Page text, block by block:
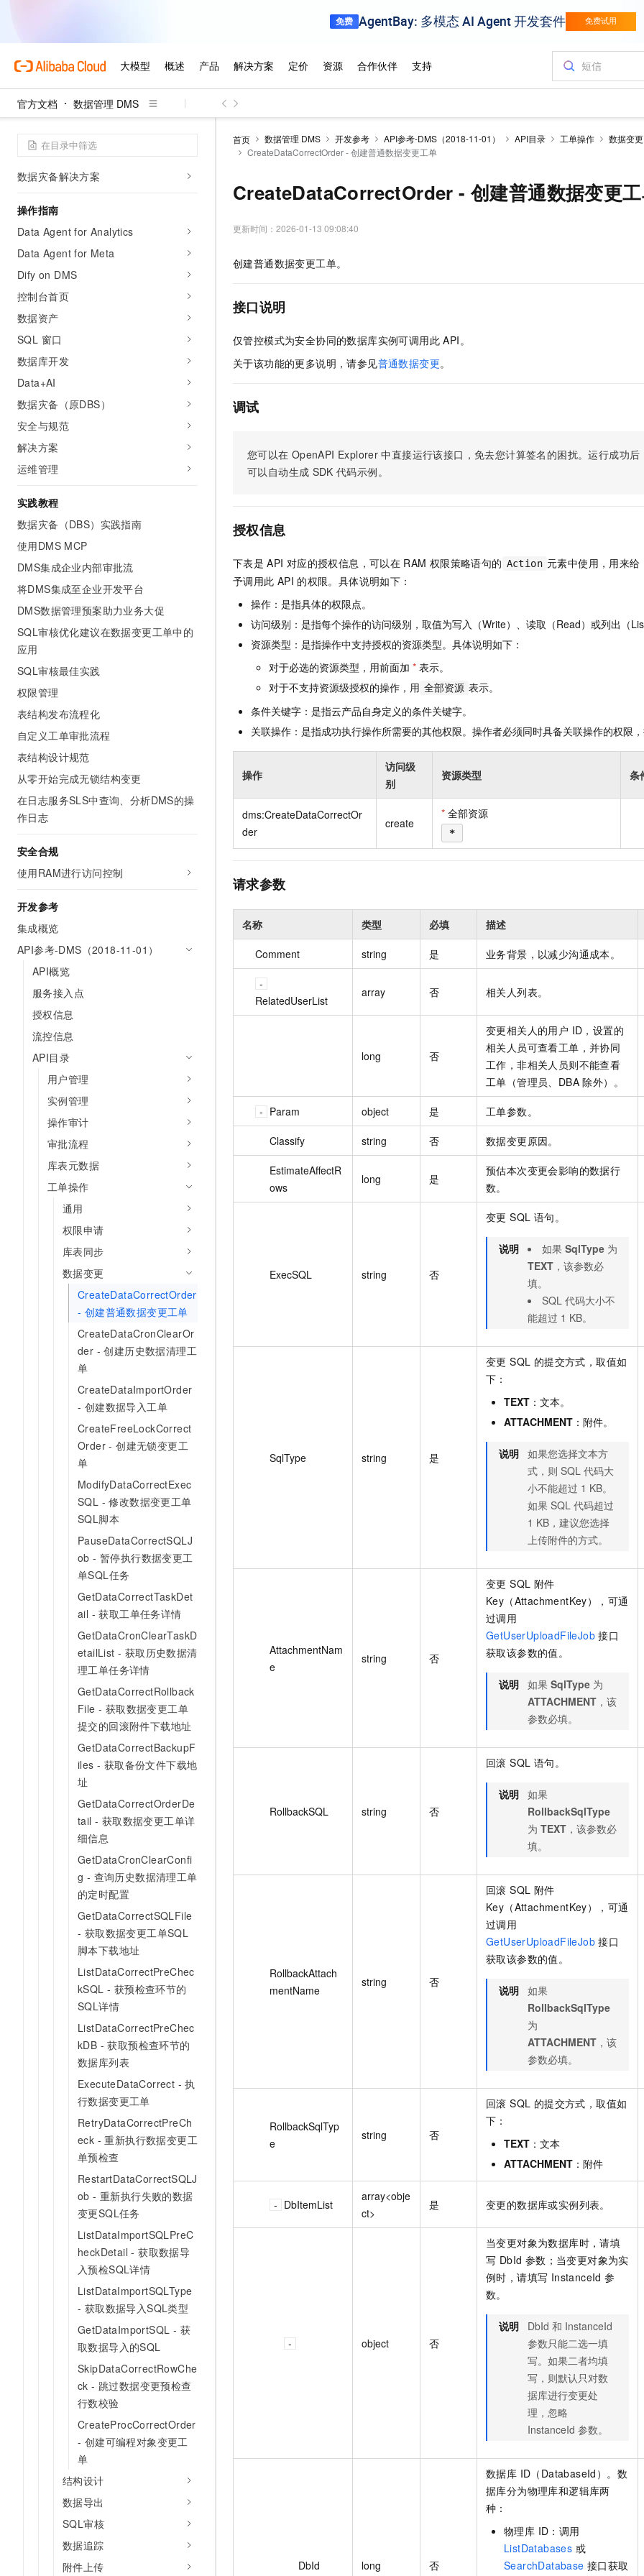
官方文档 数据管理 DMS
概览
准备工作
云数据库录入
研发流程解决方案
数据开发解决方案
数据灾备解决方案
操作指南
Data Agent for Analytics
Data Agent for Meta
Dify on DMS
控制台首页
数据资产
SQL 窗口
数据库开发
Data+AI
数据灾备（原DBS）
安全与规范
解决方案
运维管理
实践教程
数据灾备（DBS）实践指南
使用DMS MCP
DMS集成企业内部审批流
将DMS集成至企业开发平台
DMS数据管理预案助力业务大促
SQL审核优化建议在数据变更工单中的
应用
SQL审核最佳实践
权限管理
表结构发布流程化
自定义工单审批流程
表结构设计规范
从零开始完成无锁结构变更
在日志服务SLS中查询、分析DMS的操
作日志
安全合规
使用RAM进行访问控制
开发参考
集成概览
API参考-DMS（2018-11-01）
API概览
服务接入点
授权信息
流控信息
API目录
用户管理
实例管理
操作审计
审批流程
库表元数据
工单操作
通用
权限申请
库表同步
数据变更
CreateDataCorrectOrder
- 创建普通数据变更工单
CreateDataCronClearOr
der - 创建历史数据清理工
单
CreateDataImportOrder
- 创建数据导入工单
CreateFreeLockCorrect
Order - 创建无锁变更工
单
ModifyDataCorrectExec
SQL - 修改数据变更工单
SQL脚本
PauseDataCorrectSQLJ
ob - 暂停执行数据变更工
单SQL任务
GetDataCorrectTaskDet
ail - 获取工单任务详情
GetDataCronClearTaskD
etailList - 获取历史数据清
理工单任务详情
GetDataCorrectRollback
File - 获取数据变更工单
提交的回滚附件下载地址
GetDataCorrectBackupF
iles - 获取备份文件下载地
址
GetDataCorrectOrderDe
tail - 获取数据变更工单详
细信息
GetDataCronClearConfi
g - 查询历史数据清理工单
的定时配置
GetDataCorrectSQLFile
- 获取数据变更工单SQL
脚本下载地址
ListDataCorrectPreChec
kSQL - 获预检查环节的
SQL详情
ListDataCorrectPreChec
kDB - 获取预检查环节的
数据库列表
ExecuteDataCorrect - 执
行数据变更工单
RetryDataCorrectPreCh
eck - 重新执行数据变更工
单预检查
RestartDataCorrectSQLJ
ob - 重新执行失败的数据
变更SQL任务
ListDataImportSQLPreC
heckDetail - 获取数据导
入预检SQL详情
ListDataImportSQLType
- 获取数据导入SQL类型
GetDataImportSQL - 获
取数据导入的SQL
SkipDataCorrectRowChe
ck - 跳过数据变更预检查
行数校验
CreateProcCorrectOrder
- 创建可编程对象变更工
单
结构设计
数据导出
SQL审核
数据追踪
附件上传
首页 数据管理 DMS 开发参考 API参考-DMS（2018-11-01） API目录 工单操作
数据变更
CreateDataCorrectOrder - 创建普通数据变更工单
CreateDataCorrectOrder - 创建普通数据变更
更新时间： 2026-01-13 09:08:40
创建普通数据变更工单。
接口说明
仅管控模式为安全协同的数据库实例可调用此 API。
关于该功能的更多说明，请参见普通数据变更。
调试
您可以在 OpenAPI Explorer 中直接运行该接口，免去您计算签名的困扰。运行成功
可以自动生成 SDK 代码示例。
授权信息
下表是 API 对应的授权信息，可以在 RAM 权限策略语句的 Action 元素中使用，用来给
予调用此 API 的权限。具体说明如下：
操作：是指具体的权限点。
访问级别：是指每个操作的访问级别，取值为写入（Write）、读取（Read）或列出（
资源类型：是指操作中支持授权的资源类型。具体说明如下：
对于必选的资源类型，用前面加 * 表示。
对于不支持资源级授权的操作，用 全部资源 表示。
条件关键字：是指云产品自身定义的条件关键字。
关联操作：是指成功执行操作所需要的其他权限。操作者必须同时具备关联操作的权限
操作
访问级
别
资源类型 条
dms:CreateDataCorrectOr
der
create
* 全部资源
*
请求参数
名称 类型 必填 描述
Comment string 是 业务背景，以减少沟通成本。
RelatedUserList
array 否 相关人列表。
long 否
变更相关人的用户 ID，设置的
相关人员可查看工单，并协同
工作，非相关人员则不能查看
工单（管理员、DBA 除外）。
Param object 是 工单参数。
Classify string 否 数据变更原因。
EstimateAffectR
ows
long 是
预估本次变更会影响的数据行
数。
ExecSQL string 否
变更 SQL 语句。
说明 如果 SqlType 为
TEXT ，该参数必
填。
SQL 代码大小不
能超过 1 KB。
SqlType string 是
变更 SQL 的提交方式，取值如
下：
TEXT ：文本。
ATTACHMENT ：附件。
说明 如果您选择文本方
式，则 SQL 代码大
小不能超过 1 KB。
如果 SQL 代码超过
1 KB，建议您选择
上传附件的方式。
AttachmentNam
e
string 否
变更 SQL 附件
Key（AttachmentKey），可通
过调用
GetUserUploadFileJob 接口
获取该参数的值。
说明 如果 SqlType 为
ATTACHMENT ，该
参数必填。
RollbackSQL string 否
回滚 SQL 语句。
说明 如果
RollbackSqlType
为 TEXT ，该参数必
填。
RollbackAttach
mentName
string 否
回滚 SQL 附件
Key（AttachmentKey），可通
过调用
GetUserUploadFileJob 接口
获取该参数的值。
说明 如果
RollbackSqlType
为
ATTACHMENT ，该
参数必填。
RollbackSqlTyp
e
string 否
回滚 SQL 的提交方式，取值如
下：
TEXT ：文本
ATTACHMENT ：附件
DbItemList
array<obje
ct>
是 变更的数据库或实例列表。
object 否
当变更对象为数据库时，请填
写 DbId 参数；当变更对象为实
例时，请填写 InstanceId 参
数。
说明
DbId 和 InstanceId
参数只能二选一填
写。如果二者均填
写，则默认只对数
据库进行变更处
理，忽略
InstanceId 参数。
DbId long 否
数据库 ID（DatabaseId）。数
据库分为物理库和逻辑库两
种：
物理库 ID：调用
ListDatabases 或
SearchDatabase 接口获取